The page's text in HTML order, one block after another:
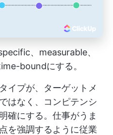
、measurable、
boundにする。
イプが、ターゲットメ
はなく、コンピテンシ
確にする。仕事がうま
を強調するように従業